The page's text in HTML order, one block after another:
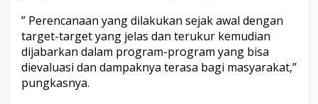
” Perencanaan yang dilakukan sejak awal dengan
target-target yang jelas dan terukur kemudian
dijabarkan dalam program-program yang bisa
dievaluasi dan dampaknya terasa bagi masyarakat,”
pungkasnya.